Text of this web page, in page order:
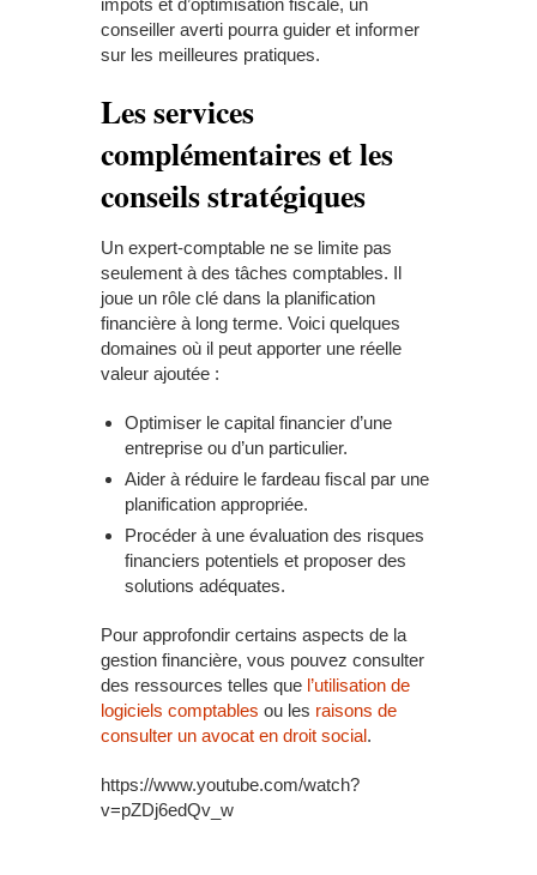
impôts et d’optimisation fiscale, un
conseiller averti pourra guider et informer
sur les meilleures pratiques.
Les services
complémentaires et les
conseils stratégiques
Un expert-comptable ne se limite pas
seulement à des tâches comptables. Il
joue un rôle clé dans la planification
financière à long terme. Voici quelques
domaines où il peut apporter une réelle
valeur ajoutée :
Optimiser le capital financier d’une
entreprise ou d’un particulier.
Aider à réduire le fardeau fiscal par une
planification appropriée.
Procéder à une évaluation des risques
financiers potentiels et proposer des
solutions adéquates.
Pour approfondir certains aspects de la
gestion financière, vous pouvez consulter
des ressources telles que l’utilisation de
logiciels comptables ou les raisons de
consulter un avocat en droit social.
https://www.youtube.com/watch?
v=pZDj6edQv_w